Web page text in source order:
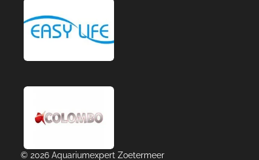
© 2026 Aquariumexpert Zoetermeer